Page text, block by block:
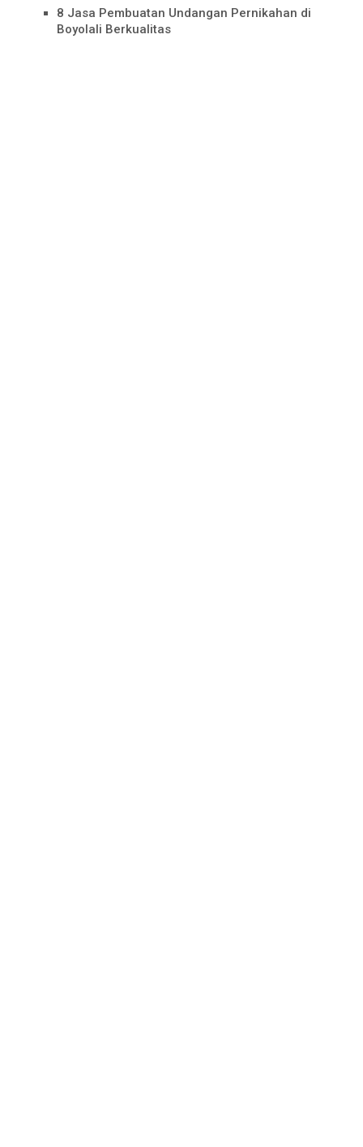
8 Jasa Pembuatan Undangan Pernikahan di
Boyolali Berkualitas